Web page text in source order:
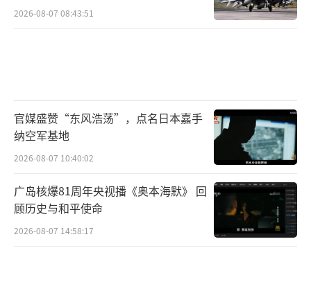
2026-08-07 08:43:51
官媒盛赞“东风浩荡”，点名日本嘉手
纳空军基地
2026-08-07 10:40:02
广岛核爆81周年央视播《奥本海默》 回
顾历史与和平使命
2026-08-07 14:58:17